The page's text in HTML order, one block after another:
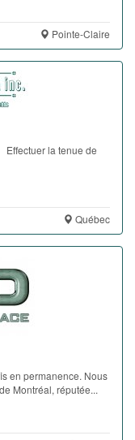
Pointe-Claire
la tenue de
Québec
en permanence. Nous
Montréal, réputée...